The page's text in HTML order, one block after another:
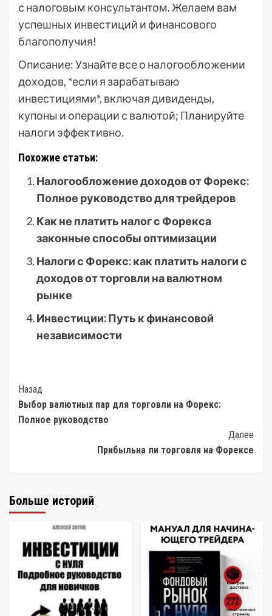
с налоговым консультантом. Желаем вам
успешных инвестиций и финансового
благополучия!
Описание: Узнайте все о налогообложении
доходов, *если я зарабатываю
инвестициями*, включая дивиденды,
купоны и операции с валютой; Планируйте
налоги эффективно.
Похожие статьи:
Налогообложение доходов от Форекс:
Полное руководство для трейдеров
Как не платить налог с Форекса
законные способы оптимизации
Налоги с Форекс: как платить налоги с
доходов от торговли на валютном
рынке
Инвестиции: Путь к финансовой
независимости
Post
Navigation
Назад
Выбор валютных пар для торговли на Форекс:
Полное руководство
Далее
Прибыльна ли торговля на Форексе
Больше историй